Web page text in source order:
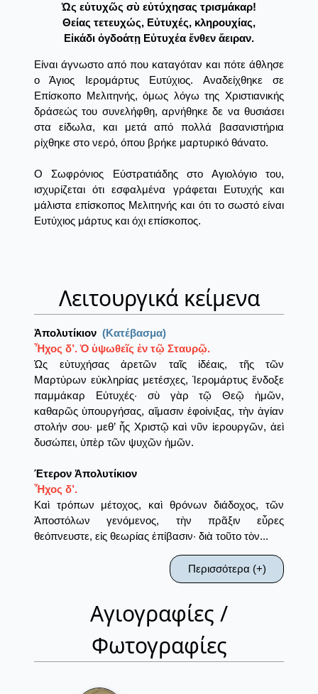
Ὡς εὐτυχῶς σὺ εὐτύχησας τρισμάκαρ!
Θείας τετευχώς, Εὐτυχές, κληρουχίας,
Εἰκάδι ὀγδοάτῃ Εὐτυχέα ἔνθεν ἄειραν.
Είναι άγνωστο από που καταγόταν και πότε άθλησε
ο Άγιος Ιερομάρτυς Ευτύχιος. Αναδείχθηκε σε
Επίσκοπο Μελιτηνής, όμως λόγω της Χριστιανικής
δράσεώς του συνελήφθη, αρνήθηκε δε να θυσιάσει
στα είδωλα, και μετά από πολλά βασανιστήρια
ρίχθηκε στο νερό, όπου βρήκε μαρτυρικό θάνατο.
Ο Σωφρόνιος Εύστρατιάδης στο Αγιολόγιο του,
ισχυρίζεται ότι εσφαλμένα γράφεται Ευτυχής και
μάλιστα επίσκοπος Μελιτηνής και ότι το σωστό είναι
Ευτύχιος μάρτυς και όχι επίσκοπος.
Λειτουργικά κείμενα
Ἀπολυτίκιον (Κατέβασμα)
Ἦχος δ’. Ὁ ὑψωθεῖς ἐν τῷ Σταυρῷ.
Ὡς εὐτυχήσας ἀρετῶν ταῖς ἰδέαις, τῆς τῶν
Μαρτύρων εὐκληρίας μετέσχες, Ἱερομάρτυς ἔνδοξε
παμμάκαρ Εὐτυχές· σὺ γὰρ τῷ Θεῷ ἡμῶν,
καθαρῶς ὑπουργήσας, αἵμασιν ἐφοίνιξας, τὴν ἁγίαν
στολήν σου· μεθ’ ἧς Χριστῷ καὶ νῦν ἱερουργῶν, ἀεὶ
δυσώπει, ὑπὲρ τῶν ψυχῶν ἡμῶν.
Έτερον Ἀπολυτίκιον
Ἦχος δ’.
Καὶ τρόπων μέτοχος, καὶ θρόνων διάδοχος, τῶν
Ἀποστόλων γενόμενος, τὴν πρᾶξιν εὗρες
θεόπνευστε, εἰς θεωρίας ἐπίβασιν· διὰ τοῦτο τὸν...
Περισσότερα (+)
Αγιογραφίες /
Φωτογραφίες